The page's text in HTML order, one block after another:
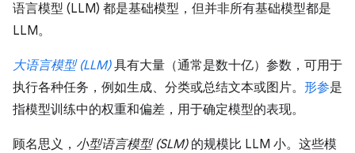
语言模型 (LLM) 都是基础模型，但并非所有基础模型都是
LLM。
大语言模型 (LLM)具有大量（通常是数十亿）参数，可用于
执行各种任务，例如生成、分类或总结文本或图片。 形参是
指模型训练中的权重和偏差，用于确定模型的表现。
顾名思义， 小型语言模型 (SLM)的规模比 LLM 小。这些模